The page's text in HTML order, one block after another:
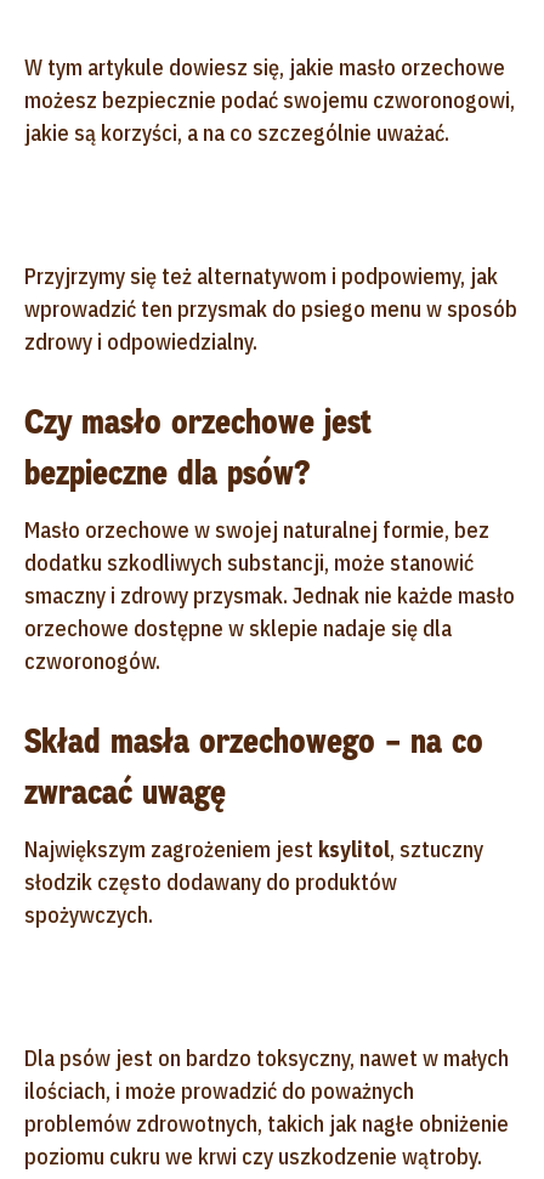
W tym artykule dowiesz się, jakie masło orzechowe
możesz bezpiecznie podać swojemu czworonogowi,
jakie są korzyści, a na co szczególnie uważać.
Przyjrzymy się też alternatywom i podpowiemy, jak
wprowadzić ten przysmak do psiego menu w sposób
zdrowy i odpowiedzialny.
Czy masło orzechowe jest
bezpieczne dla psów?
Masło orzechowe w swojej naturalnej formie, bez
dodatku szkodliwych substancji, może stanowić
smaczny i zdrowy przysmak. Jednak nie każde masło
orzechowe dostępne w sklepie nadaje się dla
czworonogów.
Skład masła orzechowego – na co
zwracać uwagę
Największym zagrożeniem jest ksylitol, sztuczny
słodzik często dodawany do produktów
spożywczych.
Dla psów jest on bardzo toksyczny, nawet w małych
ilościach, i może prowadzić do poważnych
problemów zdrowotnych, takich jak nagłe obniżenie
poziomu cukru we krwi czy uszkodzenie wątroby.